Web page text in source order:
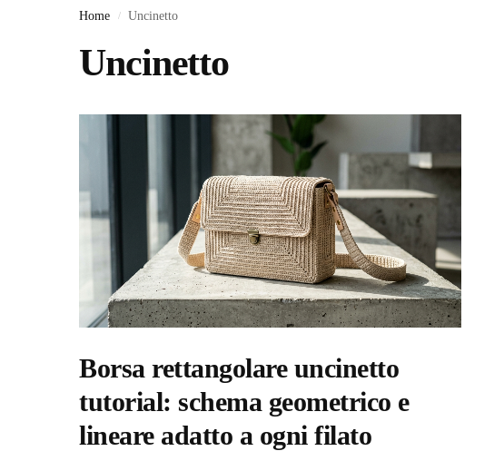
Home / Uncinetto
Uncinetto
Borsa rettangolare uncinetto
tutorial: schema geometrico e
lineare adatto a ogni filato